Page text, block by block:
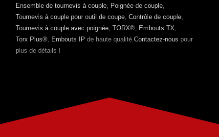
Ensemble de tournevis à couple Poignée de couple
Tournevis à couple pour outil de coupe Contrôle de couple
Tournevis à couple avec poignée TORX® Embouts TX
Torx Plus® Embouts IP de haute qualité. Contactez-nous pour
plus de détails !